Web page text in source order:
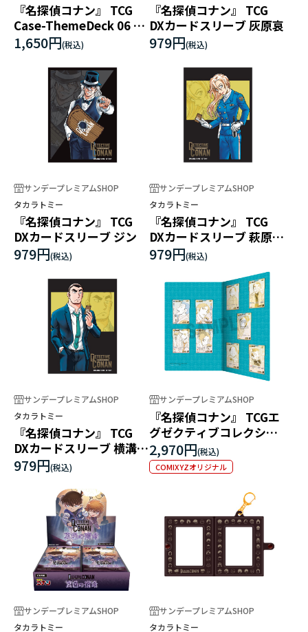
『名探偵コナン』 TCG
Case-ThemeDeck 06 千
速と重悟の婚活パーティ
ー
1,650円
『名探偵コナン』 TCG
DXカードスリーブ 灰原哀
979円
サンデープレミアムSHOP
タカラトミー
『名探偵コナン』 TCG
DXカードスリーブ ジン
979円
サンデープレミアムSHOP
タカラトミー
『名探偵コナン』 TCG
DXカードスリーブ 萩原千
速
979円
サンデープレミアムSHOP
タカラトミー
『名探偵コナン』 TCG
DXカードスリーブ 横溝重
悟
979円
サンデープレミアムSHOP
『名探偵コナン』 TCGエ
グゼクティブコレクショ
ン[01]Flashback of
2025
2,970円
COMIXYZオリジナル
サンデープレミアムSHOP
タカラトミー
サンデープレミアムSHOP
タカラトミー